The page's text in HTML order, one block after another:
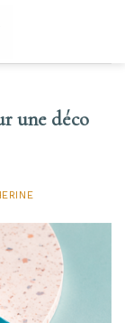
une déco